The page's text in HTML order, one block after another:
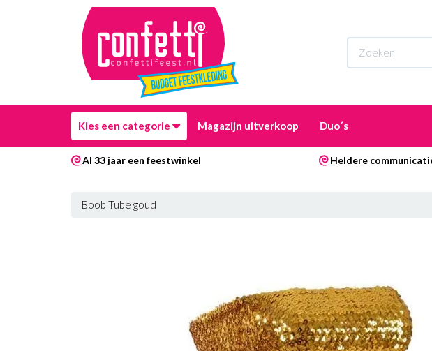
Kies een categorie Magazijn uitverkoop Duo´s
Al 33 jaar een feestwinkel Heldere
Boob Tube goud